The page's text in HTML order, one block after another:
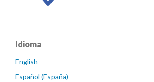
Idioma
English
Español (España)